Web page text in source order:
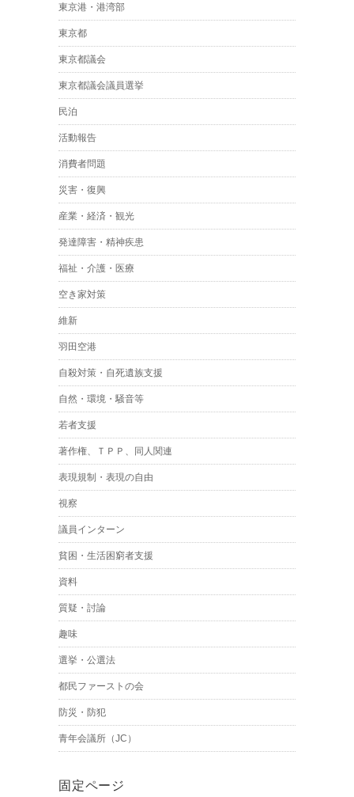
東京港・港湾部
東京都
東京都議会
東京都議会議員選挙
民泊
活動報告
消費者問題
災害・復興
産業・経済・観光
発達障害・精神疾患
福祉・介護・医療
空き家対策
維新
羽田空港
自殺対策・自死遺族支援
自然・環境・騒音等
若者支援
著作権、ＴＰＰ、同人関連
表現規制・表現の自由
視察
議員インターン
貧困・生活困窮者支援
資料
質疑・討論
趣味
選挙・公選法
都民ファーストの会
防災・防犯
青年会議所（JC）
固定ページ